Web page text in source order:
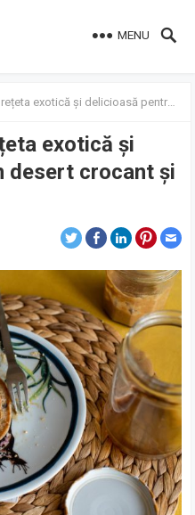
MENU
și delicioasă pentru un desert crocant și cremos
exotică și
desert crocant și